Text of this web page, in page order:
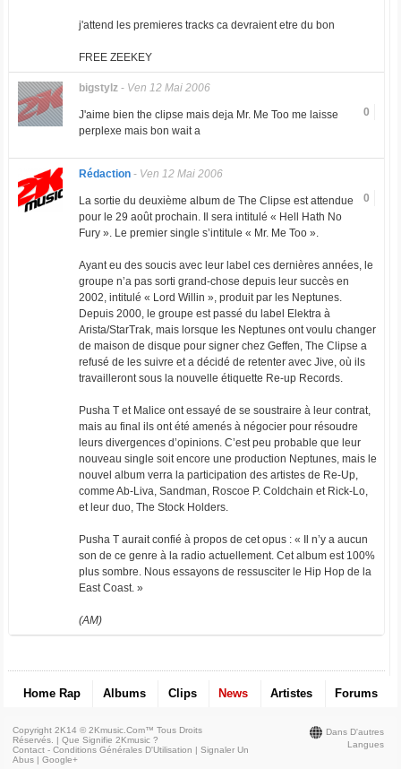
j'attend les premieres tracks ca devraient etre du bon
FREE ZEEKEY
bigstylz- Ven 12 Mai 2006
0
J'aime bien the clipse mais deja Mr. Me Too me laisse
perplexe mais bon wait a
Rédaction- Ven 12 Mai 2006
0
La sortie du deuxième album de The Clipse est attendue
pour le 29 août prochain. Il sera intitulé « Hell Hath No
Fury ». Le premier single s’intitule « Mr. Me Too ».
Ayant eu des soucis avec leur label ces dernières années, le
groupe n’a pas sorti grand-chose depuis leur succès en
2002, intitulé « Lord Willin », produit par les Neptunes.
Depuis 2000, le groupe est passé du label Elektra à
Arista/StarTrak, mais lorsque les Neptunes ont voulu changer
de maison de disque pour signer chez Geffen, The Clipse a
refusé de les suivre et a décidé de retenter avec Jive, où ils
travailleront sous la nouvelle étiquette Re-up Records.
Pusha T et Malice ont essayé de se soustraire à leur contrat,
mais au final ils ont été amenés à négocier pour résoudre
leurs divergences d’opinions. C’est peu probable que leur
nouveau single soit encore une production Neptunes, mais le
nouvel album verra la participation des artistes de Re-Up,
comme Ab-Liva, Sandman, Roscoe P. Coldchain et Rick-Lo,
et leur duo, The Stock Holders.
Pusha T aurait confié à propos de cet opus : « Il n’y a aucun
son de ce genre à la radio actuellement. Cet album est 100%
plus sombre. Nous essayons de ressusciter le Hip Hop de la
East Coast. »
(AM)
Home Rap Albums Clips News Artistes Forums
Dans D'autres
Langues
Copyright 2K14 © 2Kmusic.com™Tous Droits
Réservés . |Que Signifie 2Kmusic ?
Contact - Conditions Générales D'Utilisation |Signaler Un
Abus |Google+